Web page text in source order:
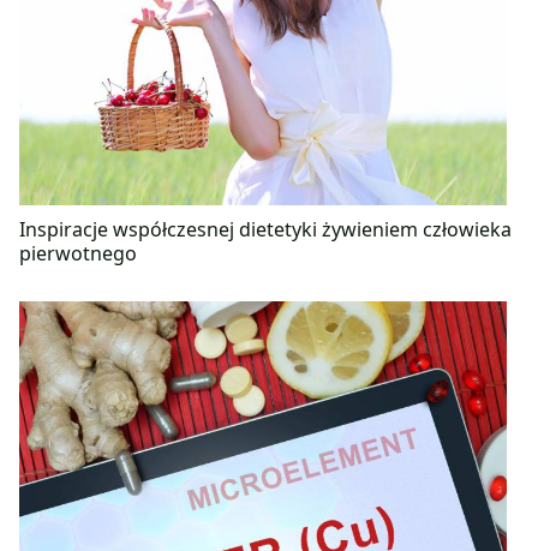
Inspiracje współczesnej dietetyki żywieniem człowieka
pierwotnego